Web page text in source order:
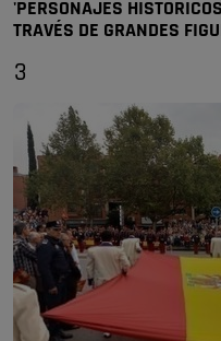
'PERSONAJES
TRAVÉS DE GRANDES
3